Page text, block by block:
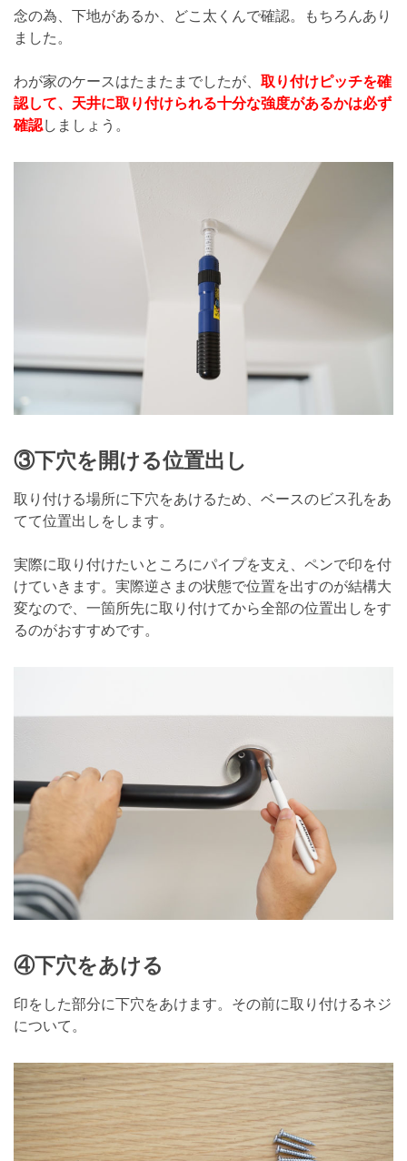
念の為、下地があるか、どこ太くんで確認。もちろんあり
ました。
わが家のケースはたまたまでしたが、 取り付けピッチを確
認して、 天井に取り付けられる十分な強度があるかは必ず
確認しましょう。
③下穴を開ける位置出し
取り付ける場所に下穴をあけるため、ベースのビス孔をあ
てて位置出しをします。
実際に取り付けたいところにパイプを支え、ペンで印を付
けていきます。実際逆さまの状態で位置を出すのが結構大
変なので、一箇所先に取り付けてから全部の位置出しをす
るのがおすすめです。
④下穴をあける
印をした部分に下穴をあけます。その前に取り付けるネジ
について。